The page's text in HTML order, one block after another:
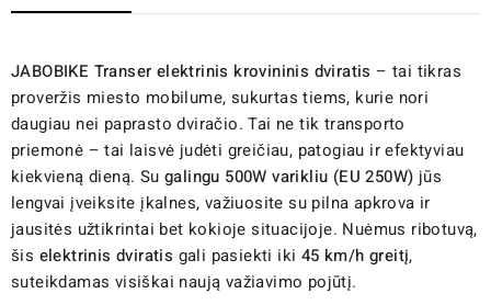
JABOBIKE Transer elektrinis krovininis dviratis – tai tikras
proveržis miesto mobilume, sukurtas tiems, kurie nori
daugiau nei paprasto dviračio. Tai ne tik transporto
priemonė – tai laisvė judėti greičiau, patogiau ir efektyviau
kiekvieną dieną. Sugalingu 500W varikliu (EU 250W) jūs
lengvai įveiksite įkalnes, važiuosite su pilna apkrova ir
jausitės užtikrintai bet kokioje situacijoje. Nuėmus ribotuvą,
šis elektrinis dviratis gali pasiekti iki 45 km/h greitį,
suteikdamas visiškai naują važiavimo pojūtį.